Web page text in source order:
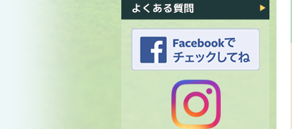
タチバナがお得なわけ
よくある質問
タチバナのFacebook